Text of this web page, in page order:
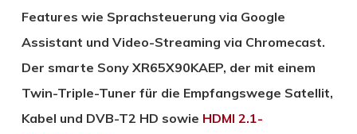
Features wie Sprachsteuerung via Google
Assistant und Video-Streaming via Chromecast.
Der smarte Sony XR65X90KAEP, der mit einem
Twin-Triple-Tuner für die Empfangswege Satellit,
Kabel und DVB-T2 HD sowie HDMI 2.1-